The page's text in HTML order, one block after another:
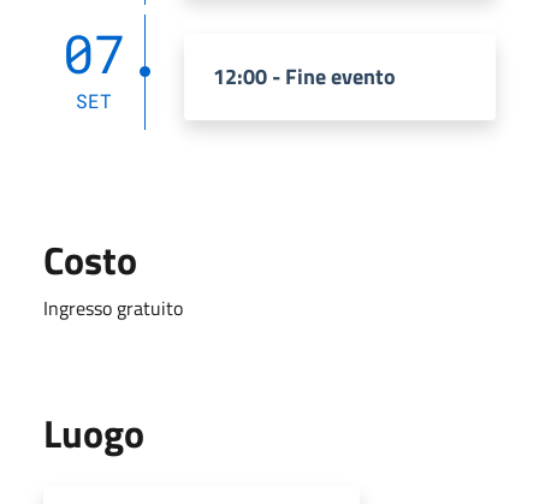
07
SET
12:00 - Fine evento
Costo
Ingresso gratuito
Luogo